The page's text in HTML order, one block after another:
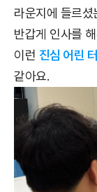
라운지에 들르
반갑게 인사를
이런 진심 어린
같아요.